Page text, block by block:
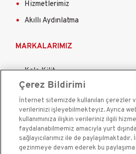
Hizmetlerimiz
Akıllı Aydınlatma
MARKALARIMIZ
Kale Kilit
Kale Çelik Kapı
Kale Çelik Kasa
Kale Kapı Pencere Sistemleri
Kale Sigorta
Çerez Bildirimi
İnternet sitemizde kullanılan çerezler
verilerinizi işleyebilmekteyiz. Ayrıca
kullanımınıza ilişkin verileriniz ilgili
faydalanabilmemiz amacıyla yurt
sağlayıcılarımız ile de
gezinmeye devam ederek bu paylaşıma